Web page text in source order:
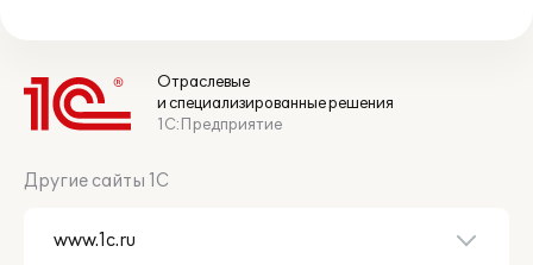
Отраслевые
и специализированные решения
1С:Предприятие
Другие сайты 1С